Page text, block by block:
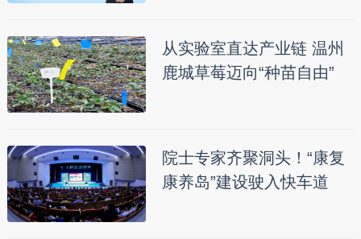
从实验室直达产业链 温州
鹿城草莓迈向“种苗自由”
院士专家齐聚洞头！“康复
康养岛”建设驶入快车道